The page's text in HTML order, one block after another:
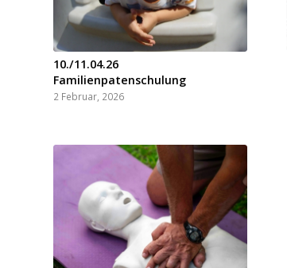
10./11.04.26
Familienpatenschulung
2 Februar, 2026